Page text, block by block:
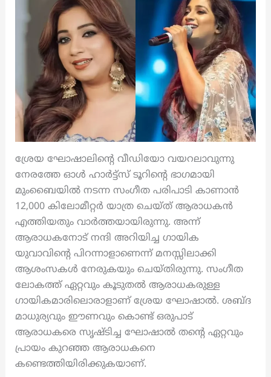
ശ്രേയ ഘോഷാലിന്റെ വീഡിയോ വയറലാവുന്നു
നേരത്തേ ഓൾ ഹാർട്ട്സ് ടൂറിന്റെ ഭാഗമായി
മുംബൈയിൽ നടന്ന സംഗീത പരിപാടി കാണാൻ
12,000 കിലോമീറ്റർ യാത്ര ചെയ്ത് ആരാധകൻ
എത്തിയതും വാർത്തയായിരുന്നു. അന്ന്
ആരാധകനോട് നന്ദി അറിയിച്ച ഗായിക
യുവാവിന്റെ പിറന്നാളാണെന്ന് മനസ്സിലാക്കി
ആശംസകൾ നേരുകയും ചെയ്തിരുന്നു. സംഗീത
ലോകത്ത് ഏറ്റവും കൂടുതൽ ആരാധകരുള്ള
ഗായികമാരിലൊരാളാണ് ശ്രേയ ഘോഷാല്‍. ശബ്ദ
മാധുര്യവും ഈണവും കൊണ്ട് ഒരുപാട്
ആരാധകരെ സൃഷ്ടിച്ച ഘോഷാൽ തന്റെ ഏറ്റവും
പ്രായം കുറഞ്ഞ ആരാധകനെ
കണ്ടെത്തിയിരിക്കുകയാണ്.